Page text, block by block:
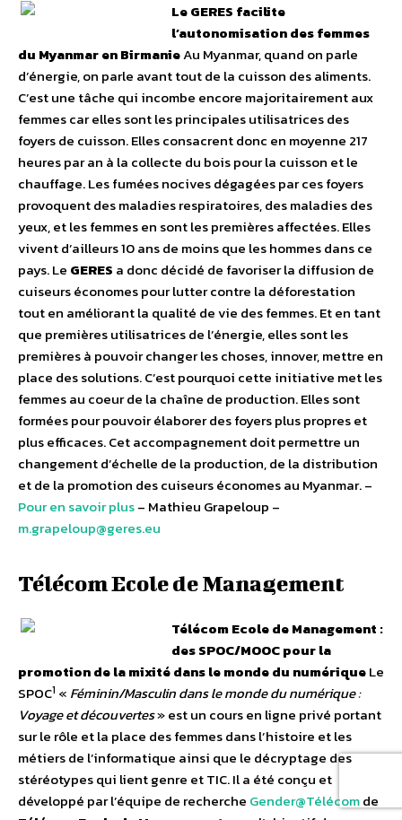
Le GERES facilite
l’autonomisation des femmes
du Myanmar en BirmanieAu Myanmar, quand on parle
d’énergie, on parle avant tout de la cuisson des aliments.
C’est une tâche qui incombe encore majoritairement aux
femmes car elles sont les principales utilisatrices des
foyers de cuisson. Elles consacrent donc en moyenne 217
heures par an à la collecte du bois pour la cuisson et le
chauffage. Les fumées nocives dégagées par ces foyers
provoquent des maladies respiratoires, des maladies des
yeux, et les femmes en sont les premières affectées. Elles
vivent d’ailleurs 10 ans de moins que les hommes dans ce
pays. Le GERES a donc décidé de favoriser la diffusion de
cuiseurs économes pour lutter contre la déforestation
tout en améliorant la qualité de vie des femmes. Et en tant
que premières utilisatrices de l’énergie, elles sont les
premières à pouvoir changer les choses, innover, mettre en
place des solutions. C’est pourquoi cette initiative met les
femmes au coeur de la chaîne de production. Elles sont
formées pour pouvoir élaborer des foyers plus propres et
plus efficaces. Cet accompagnement doit permettre un
changement d’échelle de la production, de la distribution
et de la promotion des cuiseurs économes au Myanmar. –
Pour en savoir plus– Mathieu Grapeloup –
m.grapeloup@geres.eu
Télécom Ecole de Management
Télécom Ecole de Management :
des SPOC/MOOC pour la
promotion de la mixité dans le monde du numériqueLe
SPOC1 « Féminin/Masculin dans le monde du numérique :
Voyage et découvertes» est un cours en ligne privé portant
sur le rôle et la place des femmes dans l’histoire et les
métiers de l’informatique ainsi que le décryptage des
stéréotypes qui lient genre et TIC. Il a été conçu et
développé par l’équipe de recherche Gender@Télécomde